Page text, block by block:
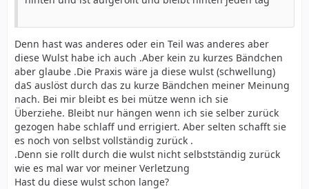
Denn hast was anderes oder ein Teil was anderes aber
diese Wulst habe ich auch .Aber kein zu kurzes Bändchen
aber glaube .Die Praxis wäre ja diese wulst (schwellung)
daS auslöst durch das zu kurze Bändchen meiner Meinung
nach. Bei mir bleibt es bei mütze wenn ich sie
Überziehe. Bleibt nur hängen wenn ich sie selber zurück
gezogen habe schlaff und errigiert. Aber selten schafft sie
es noch von selbst vollständig zurück .
.Denn sie rollt durch die wulst nicht selbstständig zurück
wie es mal war vor meiner Verletzung
Hast du diese wulst schon lange?